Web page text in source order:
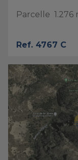
Parcelle 1.276
Ref. 4767 C